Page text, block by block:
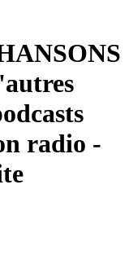
radio -